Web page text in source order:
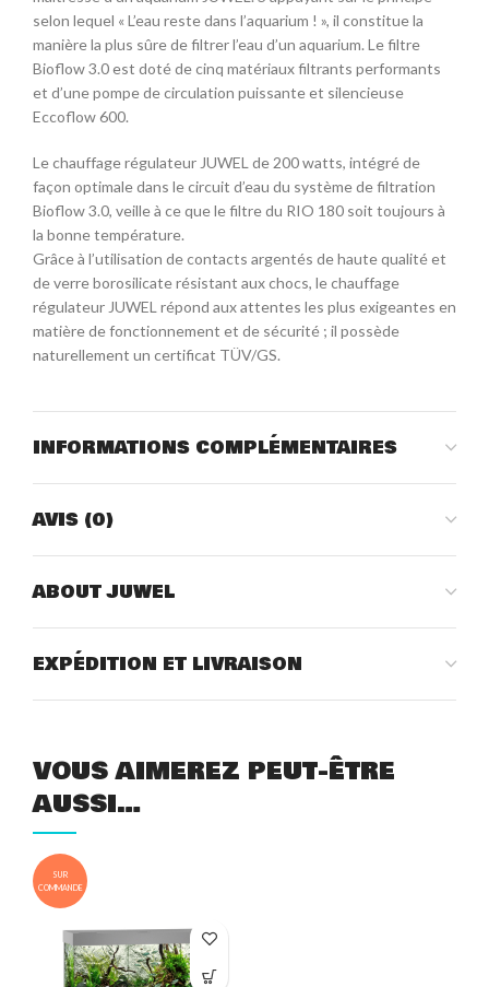
selon lequel « L’eau reste dans l’aquarium ! », il constitue la
manière la plus sûre de filtrer l’eau d’un aquarium. Le filtre
Bioflow 3.0 est doté de cinq matériaux filtrants performants
et d’une pompe de circulation puissante et silencieuse
Eccoflow 600.
Le chauffage régulateur JUWEL de 200 watts, intégré de
façon optimale dans le circuit d’eau du système de filtration
Bioflow 3.0, veille à ce que le filtre du RIO 180 soit toujours à
la bonne température.
Grâce à l’utilisation de contacts argentés de haute qualité et
de verre borosilicate résistant aux chocs, le chauffage
régulateur JUWEL répond aux attentes les plus exigeantes en
matière de fonctionnement et de sécurité ; il possède
naturellement un certificat TÜV/GS.
INFORMATIONS COMPLÉMENTAIRES
AVIS (0)
ABOUT JUWEL
EXPÉDITION ET LIVRAISON
VOUS AIMEREZ PEUT-ÊTRE
AUSSI…
SUR
COMMANDE